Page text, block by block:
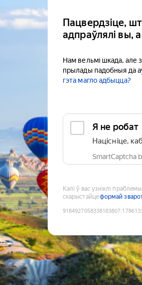
Пацвердзіце,
адпраўлялі вы,
Нам вельмі шкада, але
прылады падобныя да
гэта магло адбыцца?
Я не робат
Націсніце,
SmartCaptcha
Калі ў вас узніклі
скарыстайцеформай
9184927058338183807: